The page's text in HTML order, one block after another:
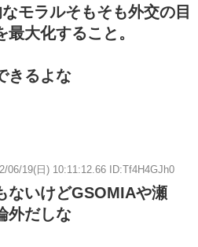
モラルそもそも外交の目
大化すること。
きるよな
06/19(日) 10:11:12.66 ID:Tf4H4GJh0
ないけどGSOMIAや瀬
外だしな